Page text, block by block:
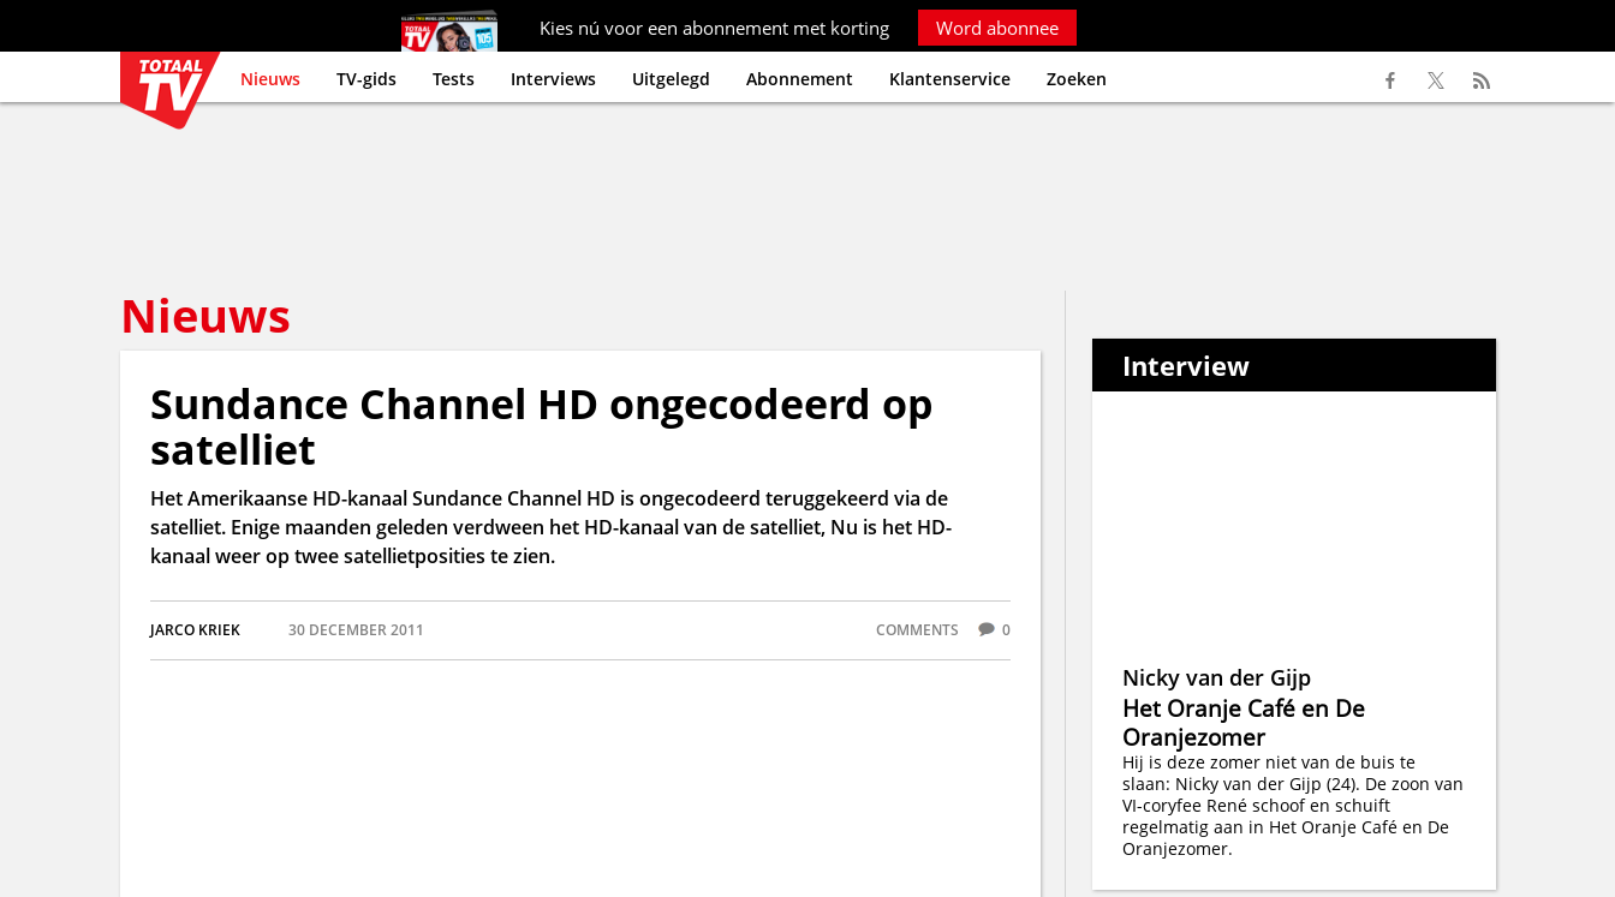
Kies nú voor een abonnement met korting Word abonnee
Nieuws TV-gids Tests Interviews Uitgelegd Abonnement Klantenservice Zoeken
Nieuws
Sundance Channel HD ongecodeerd op
satelliet
Het Amerikaanse HD-kanaal Sundance Channel HD is ongecodeerd teruggekeerd via de
satelliet. Enige maanden geleden verdween het HD-kanaal van de satelliet, Nu is het HD-
kanaal weer op twee satellietposities te zien.
JARCO KRIEK 30 DECEMBER 2011 COMMENTS 0
Interview
Nicky van der Gijp
Het Oranje Café en De
Oranjezomer
Hij is deze zomer niet van de buis te
slaan: Nicky van der Gijp (24). De zoon van
VI-coryfee René schoof en schuift
regelmatig aan in Het Oranje Café en De
Oranjezomer.